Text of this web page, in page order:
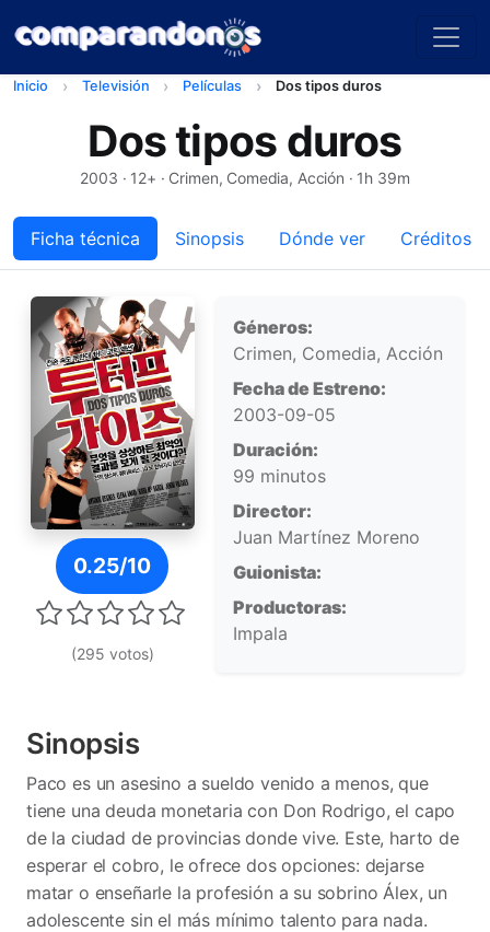
Inicio Televisión Películas Dos tipos duros
Dos tipos duros
2003 · 12+ · Crimen, Comedia, Acción · 1h 39m
Ficha técnica Sinopsis Dónde ver Créditos
Ficha técnica
Póster de Dos tipos duros
0.25/10
(295 votos)
Géneros:
Crimen, Comedia, Acción
Fecha de Estreno:
2003-09-05
Duración:
99 minutos
Director:
Juan Martínez Moreno
Guionista:
Productoras:
Impala
Sinopsis
Paco es un asesino a sueldo venido a menos, que
tiene una deuda monetaria con Don Rodrigo, el capo
de la ciudad de provincias donde vive. Este, harto de
esperar el cobro, le ofrece dos opciones: dejarse
matar o enseñarle la profesión a su sobrino Álex, un
adolescente sin el más mínimo talento para nada.